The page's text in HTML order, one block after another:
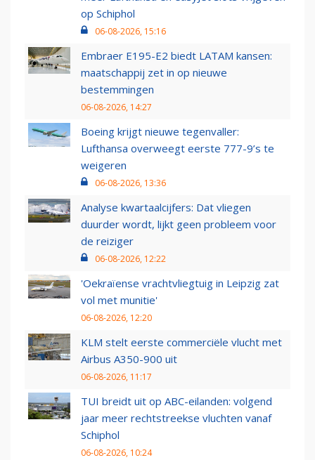
op Schiphol
06-08-2026, 15:16
Embraer E195-E2 biedt LATAM kansen:
maatschappij zet in op nieuwe
bestemmingen
06-08-2026, 14:27
Boeing krijgt nieuwe tegenvaller:
Lufthansa overweegt eerste 777-9’s te
weigeren
06-08-2026, 13:36
Analyse kwartaalcijfers: Dat vliegen
duurder wordt, lijkt geen probleem voor
de reiziger
06-08-2026, 12:22
'Oekraïense vrachtvliegtuig in Leipzig zat
vol met munitie'
06-08-2026, 12:20
KLM stelt eerste commerciële vlucht met
Airbus A350-900 uit
06-08-2026, 11:17
TUI breidt uit op ABC-eilanden: volgend
jaar meer rechtstreekse vluchten vanaf
Schiphol
06-08-2026, 10:24